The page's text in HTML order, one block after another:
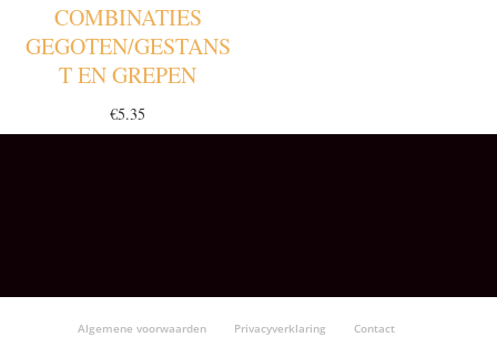
COMBINATIES
GEGOTEN/GESTANS
T EN GREPEN
€5.35
Algemene voorwaarden Privacyverklaring
Contact